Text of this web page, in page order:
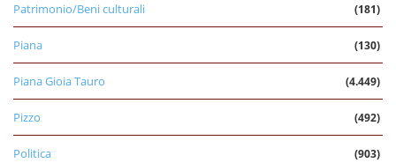
Patrimonio/Beni culturali (181)
Piana (130)
Piana Gioia Tauro (4.449)
Pizzo (492)
Politica (903)